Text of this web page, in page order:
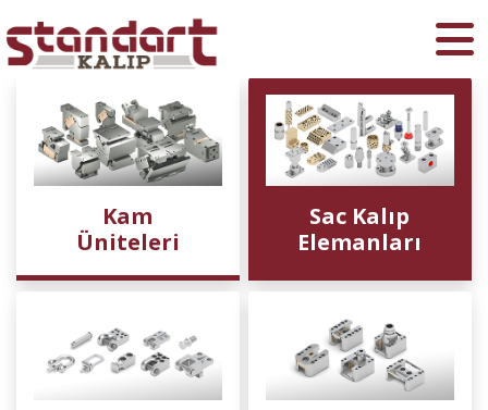
Kam
Üniteleri
Sac Kalıp
Elemanları